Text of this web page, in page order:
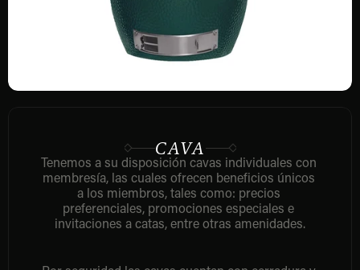
CAVA
Tenemos a su disposición cavas individuales con
membresía, las cuales ofrecen beneficios únicos
a los miembros, tales como: precios
preferenciales, promociones especiales e
invitaciones a catas, entre otras amenidades.